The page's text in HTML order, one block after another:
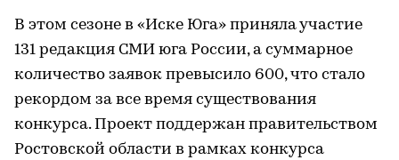
В этом сезоне в «Иске Юга» приняла участие
131 редакция СМИ юга России, а суммарное
количество заявок превысило 600, что стало
рекордом за все время существования
конкурса. Проект поддержан правительством
Ростовской области в рамках конкурса